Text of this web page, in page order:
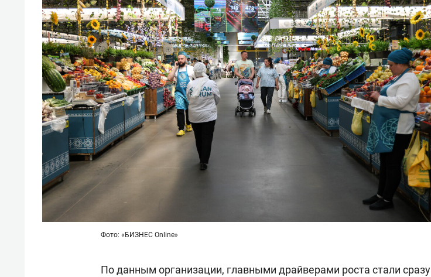
Фото: «БИЗНЕС Online»
По данным организации, главными драйверами роста стали сразу